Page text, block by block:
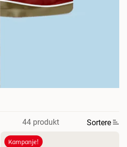
44 produkt Sortere
Kampanje!